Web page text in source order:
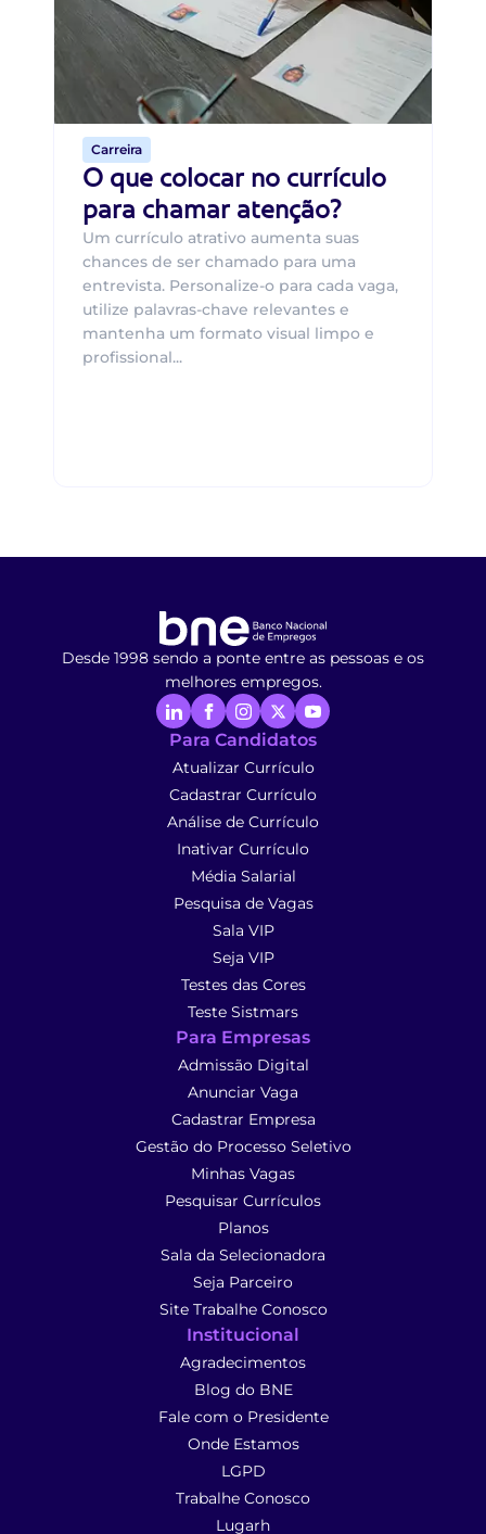
Carreira
O que colocar no currículo
para chamar atenção?
Um currículo atrativo aumenta suas
chances de ser chamado para uma
entrevista. Personalize-o para cada vaga,
utilize palavras-chave relevantes e
mantenha um formato visual limpo e
profissional...
Desde 1998 sendo a ponte entre as pessoas e os
melhores empregos.
Para Candidatos
Atualizar Currículo
Cadastrar Currículo
Análise de Currículo
Inativar Currículo
Média Salarial
Pesquisa de Vagas
Sala VIP
Seja VIP
Testes das Cores
Teste Sistmars
Para Empresas
Admissão Digital
Anunciar Vaga
Cadastrar Empresa
Gestão do Processo Seletivo
Minhas Vagas
Pesquisar Currículos
Planos
Sala da Selecionadora
Seja Parceiro
Site Trabalhe Conosco
Institucional
Agradecimentos
Blog do BNE
Fale com o Presidente
Onde Estamos
LGPD
Trabalhe Conosco
Lugarh